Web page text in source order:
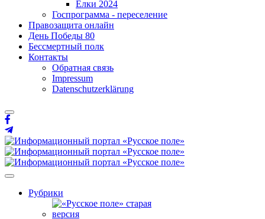
Ёлки 2024
Госпрограмма - переселение
Правозащита онлайн
День Победы 80
Бессмертный полк
Контакты
Обратная связь
Impressum
Datenschutzerklärung
Рубрики